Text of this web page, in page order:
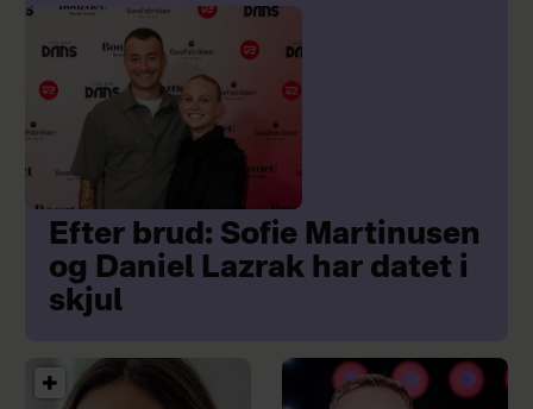
Efter brud: Sofie Martinusen
og Daniel Lazrak har datet i
skjul